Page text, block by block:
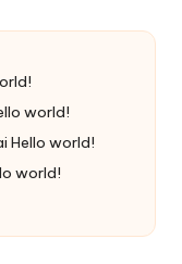
world!
Hello world!
world!